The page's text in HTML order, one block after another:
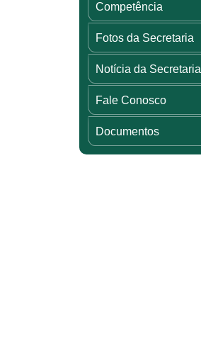
Competência
Fotos da Secretaria
Notícia da Secretaria
Fale Conosco
Documentos